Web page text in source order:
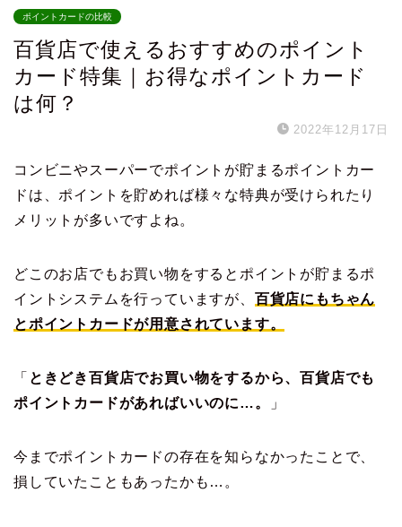
ポイントカードの比較
百貨店で使えるおすすめのポイント
カード特集｜お得なポイントカード
は何？
2022年12月17日
コンビニやスーパーでポイントが貯まるポイントカー
ドは、ポイントを貯めれば様々な特典が受けられたり
メリットが多いですよね。
どこのお店でもお買い物をするとポイントが貯まるポ
イントシステムを行っていますが、
百貨店にもちゃん
とポイントカードが用意されています。
「 ときどき百貨店でお買い物をするから、百貨店でも
ポイントカードがあればいいのに…。
」
今までポイントカードの存在を知らなかったことで、
損していたこともあったかも…。